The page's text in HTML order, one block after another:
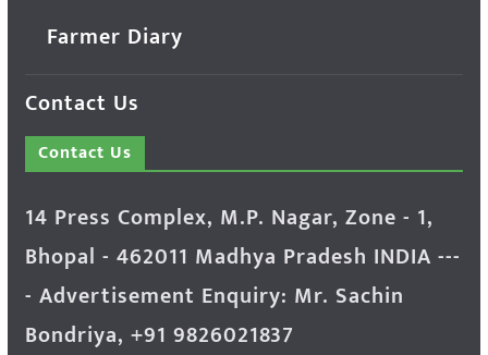
Farmer Diary
Contact Us
Contact Us
14 Press Complex, M.P. Nagar, Zone - 1,
Bhopal - 462011 Madhya Pradesh INDIA ---
- Advertisement Enquiry: Mr. Sachin
Bondriya, +91 9826021837